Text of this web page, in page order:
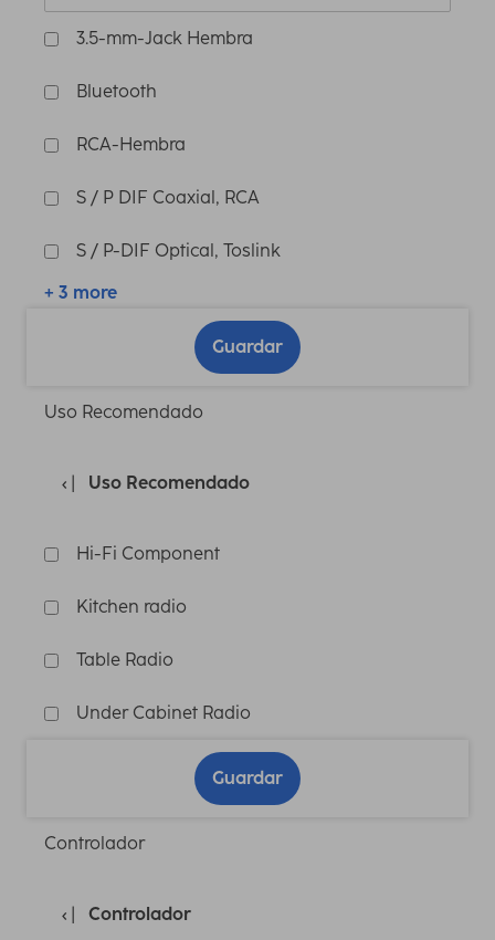
3.5-mm-Jack Hembra
Bluetooth
RCA-Hembra
S / P DIF Coaxial, RCA
S / P-DIF Optical, Toslink
+ 3 more
Guardar
Uso Recomendado
Uso Recomendado
Hi-Fi Component
Kitchen radio
Table Radio
Under Cabinet Radio
Guardar
Controlador
Controlador